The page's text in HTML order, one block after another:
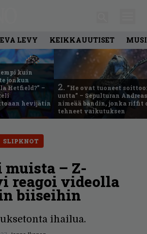
LEVY KEIKKAUUTISET
kuin
jonkun
Hetfield?” –
hevijätin
2. ”He ovat tuoneet
uutta” – Sepulturan
nimeää bändin, jonka riffit
tehneet vaikutuksen
SLIPKNOT
muista – Z-
reagoi videolla
biiseihin
ihailua.